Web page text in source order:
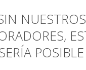
NUESTROS
POSIBLE